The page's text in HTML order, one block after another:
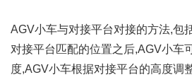
AGV小车与对接平台对接的方法,包
对接平台匹配的位置之后,AGV小车
度,AGV小车根据对接平台的高度调